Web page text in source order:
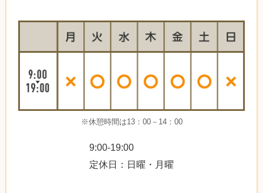
※休憩時間は13：00－14：00
9:00-19:00
定休日：日曜・月曜